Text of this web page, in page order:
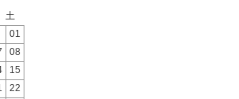
土
01
08
15
22